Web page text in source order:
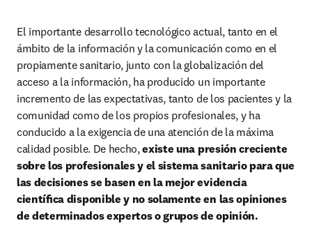
El importante desarrollo tecnológico actual, tanto en el
ámbito de la información y la comunicación como en el
propiamente sanitario, junto con la globalización del
acceso a la información, ha producido un importante
incremento de las expectativas, tanto de los pacientes y la
comunidad como de los propios profesionales, y ha
conducido a la exigencia de una atención de la máxima
calidad posible. De hecho, existe una presión creciente
sobre los profesionales y el sistema sanitario para que
las decisiones se basen en la mejor evidencia
cientíﬁca disponible y no solamente en las opiniones
de determinados expertos o grupos de opinión.